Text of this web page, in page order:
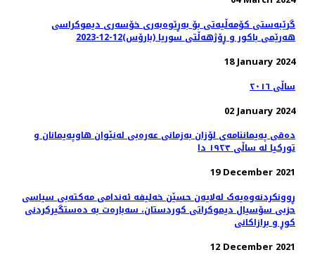
گرێبەستی کۆمەڵیەتی بۆ بەڕێوەبەری خۆسەری دیموکراسی
هەرێمی باکور و ڕۆژهەڵتی سوریا (بارۆس)12-12-2023
18 January 2024
ساڵی ٢٠١٦
02 January 2024
دەقی پەیماننامەی لۆزان بەزمانی عەرەبی لەنێوان هاوپەیمانان و
تورکیا لە ساڵی ١٩٢٣ دا
19 December 2021
ڕوونکردنەوەیەک لەلایەن حسێن خەلیفە ئەندامی مەكتەبی سیاسی
حزبی سۆسیال دیموكراتی كوردستان، سەبارەت بە دەستگیرکردنی
کوڕ و برازاکانی
12 December 2021